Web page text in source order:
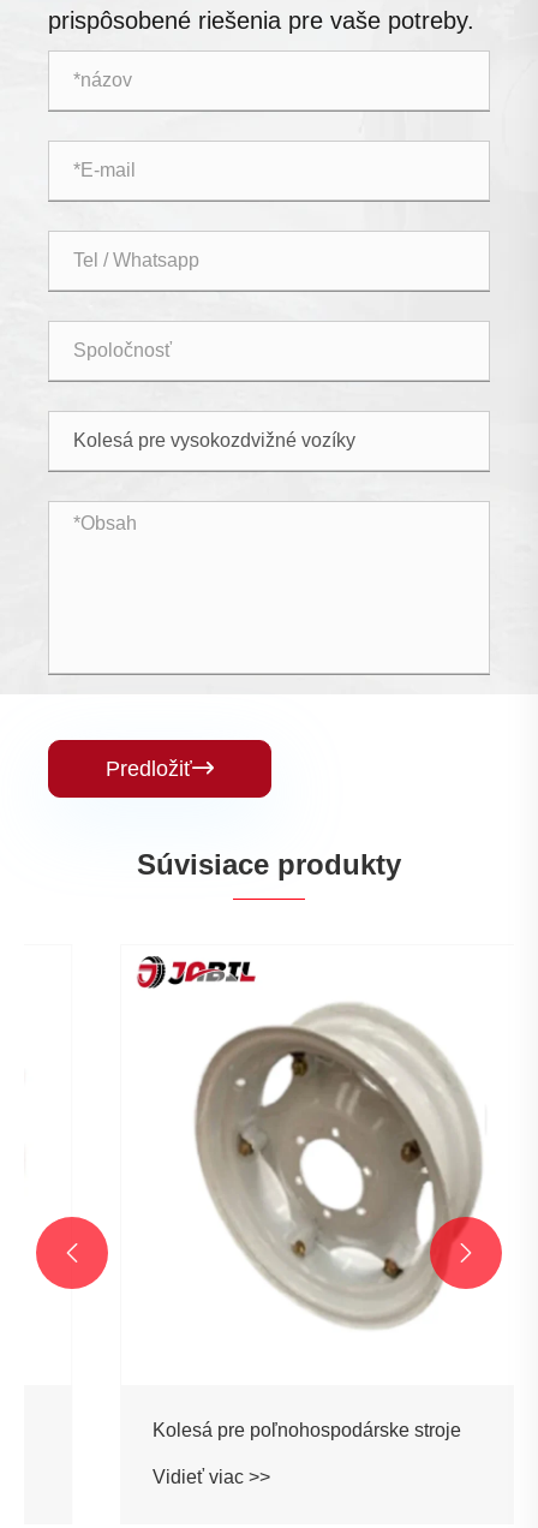
prispôsobené riešenia pre vaše potreby.
Predložiť
Súvisiace produkty
Kolesá pre poľnohospodárske stroje
Vidieť viac >>
 